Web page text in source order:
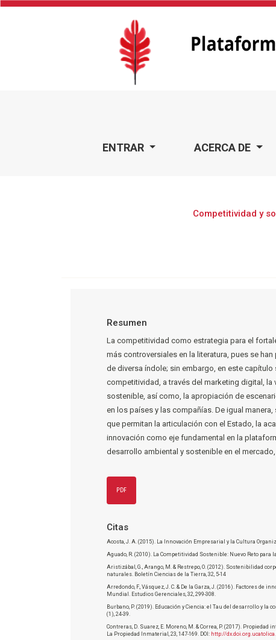
ENTRAR ACERCA DE
Competitividad y
Resumen
La competitividad como estrategia para el
más controversiales en la literatura, pues se
de diversa índole; sin embargo, en este
competitividad, a través del marketing digital,
sostenible, así como, la apropiación de
en los países y las compañías. De igual
que permitan la articulación con el Estado, la
innovación como eje fundamental en la
desarrollo ambiental y sostenible en el
PDF
Citas
Acosta, J. A. (2015). La Innovación Empresarial y la Cultura
Aguado, R. (2010). La Competitividad Sostenible: Nuevo Reto para
Aristizábal, G., Arango, M. & Restrepo, O. (2012). Sostenibilidad
naturales. Boletín Ciencias de la Tierra, 32, 5-14
Arredondo, F., Vásquez, J. C. & De la Garza, J. (2016). Factores
Mundial. Estudios Gerenciales, 32, 299-308.
Burbano, P. (2019). Educación y Ciencia: el Tau del desarrollo y
(1), 24-39.
Contreras, D. Suarez, E. Moreno, M. & Correa, P. (2017).
La Propiedad Inmaterial, 23, 147-169. DOI: http://